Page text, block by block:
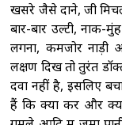
खसरे जैसे दाने, जी
बार-बार उल्टी,
लगना, कमजोर
लक्षण दिखें तो तुरंत
दवा नहीं है, इसलिए
हैं कि क्या करें और